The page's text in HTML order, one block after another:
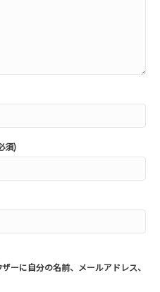
須)
ーに自分の名前、メールアドレス、